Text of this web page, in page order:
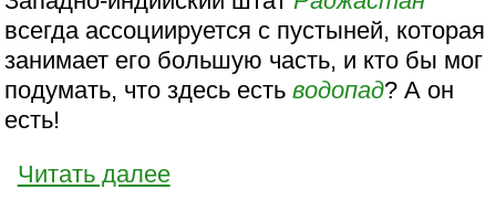
всегда ассоциируется с пустыней, которая
занимает его большую часть, и кто бы мог
подумать, что здесь естьводопад? А он
есть!
Читать далее